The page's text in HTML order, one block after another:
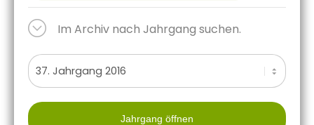
Im Archiv nach Jahrgang suchen.
Jahrgang öffnen